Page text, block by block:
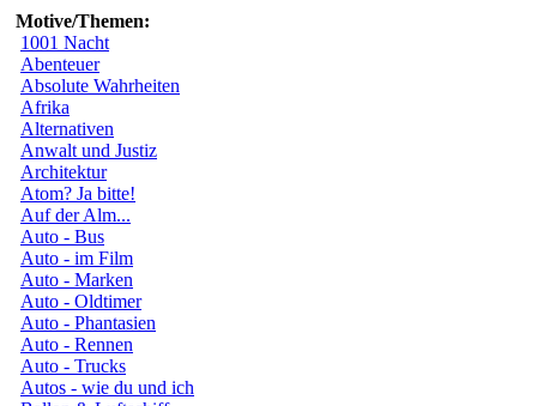
Motive/Themen:
1001 Nacht
Abenteuer
Absolute Wahrheiten
Afrika
Alternativen
Anwalt und Justiz
Architektur
Atom? Ja bitte!
Auf der Alm...
Auto - Bus
Auto - im Film
Auto - Marken
Auto - Oldtimer
Auto - Phantasien
Auto - Rennen
Auto - Trucks
Autos - wie du und ich